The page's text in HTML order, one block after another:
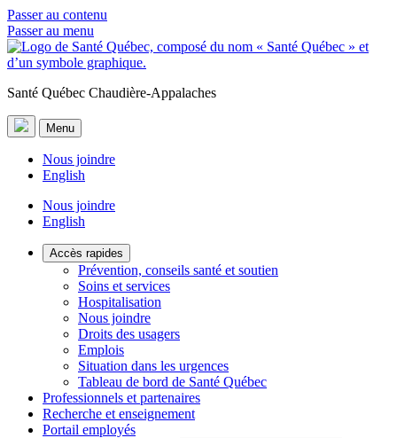
Passer au contenu
Passer au menu
Santé Québec Chaudière-Appalaches
Menu
Nous joindre
English
Nous joindre
English
Accès rapides
Prévention, conseils santé et soutien
Soins et services
Hospitalisation
Nous joindre
Droits des usagers
Emplois
Situation dans les urgences
Tableau de bord de Santé Québec
Professionnels et partenaires
Recherche et enseignement
Portail employés